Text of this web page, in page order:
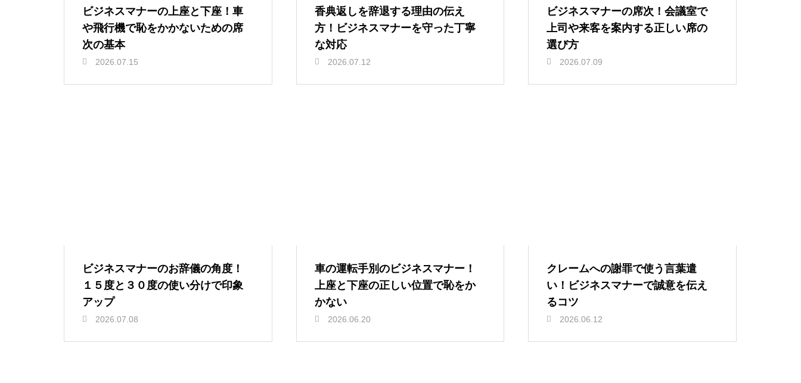
ビジネスマナーの上座と下座！車
や飛行機で恥をかかないための席
次の基本
2026.07.15
香典返しを辞退する理由の伝え
方！ビジネスマナーを守った丁寧
な対応
2026.07.12
ビジネスマナーの席次！会議室で
上司や来客を案内する正しい席の
選び方
2026.07.09
ビジネスマナーのお辞儀の角度！
１５度と３０度の使い分けで印象
アップ
2026.07.08
車の運転手別のビジネスマナー！
上座と下座の正しい位置で恥をか
かない
2026.06.20
クレームへの謝罪で使う言葉遣
い！ビジネスマナーで誠意を伝え
るコツ
2026.06.12